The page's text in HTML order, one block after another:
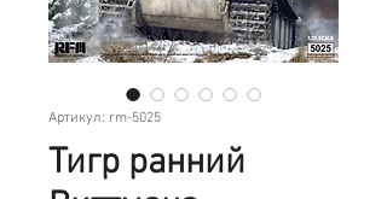
Артикул: rm-5025
Тигр ранний